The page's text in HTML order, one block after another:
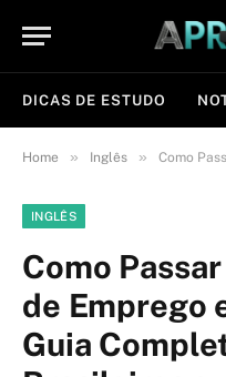
DICAS DE ESTUDO
Home » Inglês » Como Passar em
INGLÊS
Como
de Emprego
Guia